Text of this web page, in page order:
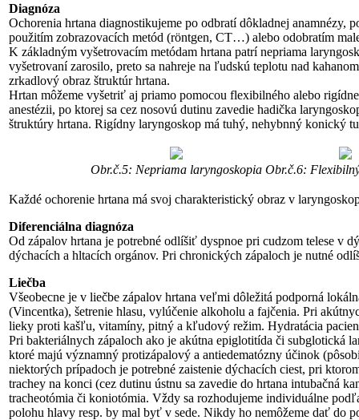
Diagnóza
Ochorenia hrtana diagnostikujeme po odbratí dôkladnej anamnézy,
použitím zobrazovacích metód (röntgen, CT…) alebo odobratím
K základným vyšetrovacím metódam hrtana patrí nepriama
vyšetrovaní zarosilo, preto sa nahreje na ľudskú teplotu nad
zrkadlový obraz štruktúr hrtana.
Hrtan môžeme vyšetriť aj priamo pomocou flexibilného alebo
anestézii, po ktorej sa cez nosovú dutinu zavedie hadička
štruktúry hrtana. Rigídny laryngoskop má tuhý, nehybnný konický
Obr.č.5: Nepriama laryngoskopia Obr.č.6:
Každé ochorenie hrtana má svoj charakteristický obraz v
Diferenciálna diagnóza
Od zápalov hrtana je potrebné odlíšiť dyspnoe pri cudzom telese v
dýchacích a hltacích orgánov. Pri chronických zápaloch je nutné
Liečba
Všeobecne je v liečbe zápalov hrtana veľmi dôležitá podporná
(Vincentka), šetrenie hlasu, vylúčenie alkoholu a fajčenia. Pri
lieky proti kašľu, vitamíny, pitný a kľudový režim. Hydratácia
Pri bakteriálnych zápaloch ako je akútna epiglotitída či subglotická
ktoré majú významný protizápalový a antiedematózny účinok
niektorých prípadoch je potrebné zaistenie dýchacích ciest, pri
trachey na konci (cez dutinu ústnu sa zavedie do hrtana intubačná
tracheotómia či koniotómia. Vždy sa rozhodujeme individuálne
polohu hlavy resp. by mal byť v sede. Nikdy ho nemôžeme dať do